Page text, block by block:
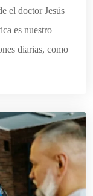
el doctor Jesús
es nuestro
diarias, como